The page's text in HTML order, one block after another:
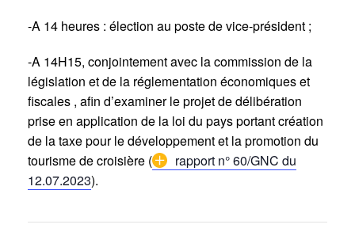
-A 14 heures : élection au poste de vice-président ;
-A 14H15, conjointement avec la commission de la
législation et de la réglementation économiques et
fiscales , afin d’examiner le projet de délibération
prise en application de la loi du pays portant création
de la taxe pour le développement et la promotion du
tourisme de croisière (
rapport n° 60/GNC du
12.07.2023).